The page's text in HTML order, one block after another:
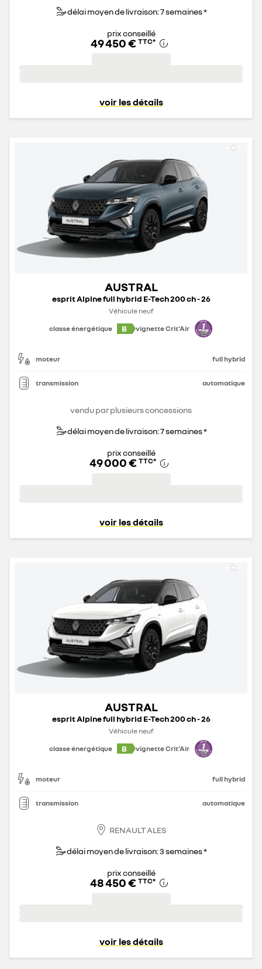
délai moyen de livraison: 7 semaines *
prix conseillé
49 450 € TTC*
voir les détails
AUSTRAL
esprit Alpine full hybrid E-Tech 200 ch - 26
Véhicule neuf
classe énergétique
B vignette Crit'Air
moteur full hybrid
transmission automatique
vendu par plusieurs concessions
délai moyen de livraison: 7 semaines *
prix conseillé
49 000 € TTC*
voir les détails
AUSTRAL
esprit Alpine full hybrid E-Tech 200 ch - 26
Véhicule neuf
classe énergétique
B vignette Crit'Air
moteur full hybrid
transmission automatique
RENAULT ALES
délai moyen de livraison: 3 semaines *
prix conseillé
48 450 € TTC*
voir les détails